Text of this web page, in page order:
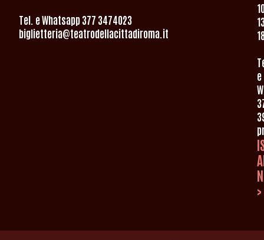
Tel. e Whatsapp 377 3474023
biglietteria@teatrodellacittadiroma.it
e
>